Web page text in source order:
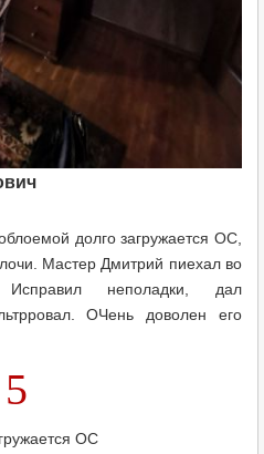
долго загружается ОС,
Мастер Дмитрий пиехал во
неполадки, дал
ОЧень доволен его
5
ОС